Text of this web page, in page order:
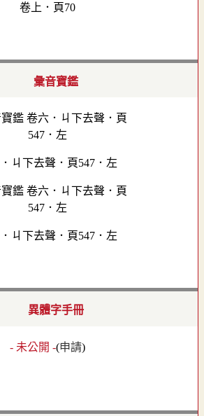
卷上．頁70
彙音寶鑑
ㄐ下去聲．頁547．左
ㄐ下去聲．頁547．左
異體字手冊
- 未公開 -(申請)